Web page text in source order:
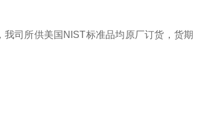
我司所供美国NIST标准品均原厂订货，货期